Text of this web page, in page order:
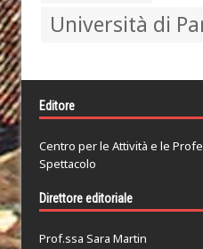
Università di
Editore
Centro per le Attività e le
Spettacolo
Direttore editoriale
Prof.ssa Sara Martin